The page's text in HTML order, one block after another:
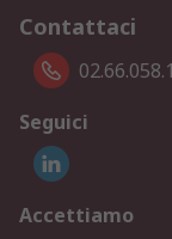
Contattaci
02.66.058.1
Seguici
Accettiamo